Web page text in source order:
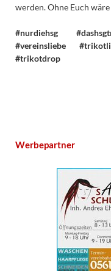
werden. Ohne Euch
#nurdiehsg
#vereinsliebe
#trikotdrop
Werbepartner